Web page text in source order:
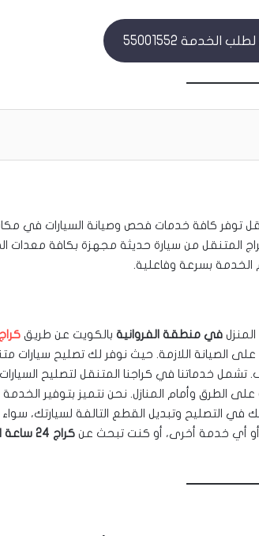
الخدمة 55001552
توفر كافة خدمات فحص وصيانة السيارات في
المتنقل من سيارة حديثة مجهزة بكافة معدات
بسرعة وفاعلية.
في منطقة الفروانية بالكويت عن طريق
خدماتنا في كراجنا المتنقل لتصليح
الطرق وأمام المنازل. نحن نتميز بتوفير
في التصليح وتبديل القطع التالفة لسيارتك،
أو أي خدمة أخرى، أو كنت تبحث عن كراج 24 ساعة الفروانية